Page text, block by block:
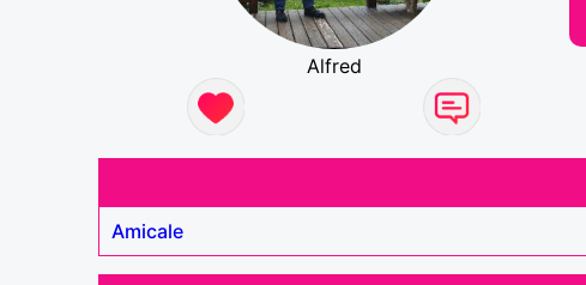
Alfred
Amicale